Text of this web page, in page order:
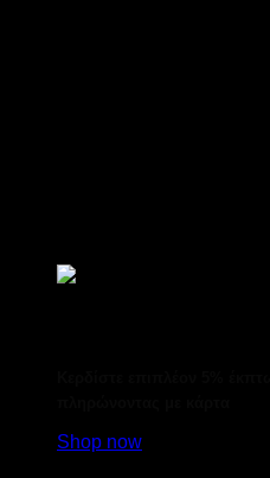
Shop now